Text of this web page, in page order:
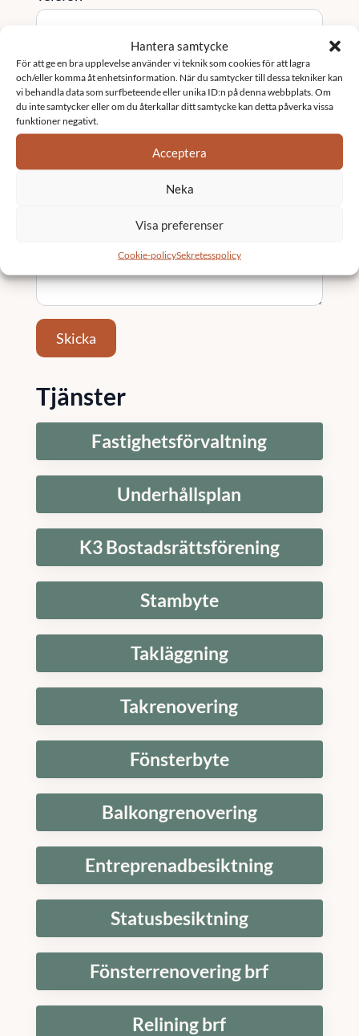
Hantera samtycke
För att ge en bra upplevelse använder vi teknik som cookies för att lagra
och/eller komma åt enhetsinformation. När du samtycker till dessa tekniker kan
vi behandla data som surfbeteende eller unika ID:n på denna webbplats. Om
du inte samtycker eller om du återkallar ditt samtycke kan detta påverka vissa
funktioner negativt.
Acceptera
Neka
Visa preferenser
Cookie-policySekretesspolicy
Tjänst / Område (valfritt)
Ort
Skicka
Tjänster
Fastighetsförvaltning
Underhållsplan
K3 Bostadsrättsförening
Stambyte
Takläggning
Takrenovering
Fönsterbyte
Balkongrenovering
Entreprenadbesiktning
Statusbesiktning
Fönsterrenovering brf
Relining brf